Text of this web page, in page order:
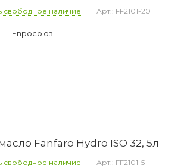
свободное наличие Арт.: FF2101-20
— Евросоюз
Fanfaro Hydro ISO 32, 5л
свободное наличие Арт.: FF2101-5